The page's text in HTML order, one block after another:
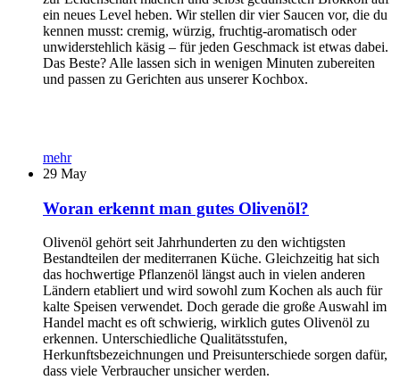
ein neues Level heben. Wir stellen dir vier Saucen vor, die du
kennen musst: cremig, würzig, fruchtig-aromatisch oder
unwiderstehlich käsig – für jeden Geschmack ist etwas dabei.
Das Beste? Alle lassen sich in wenigen Minuten zubereiten
und passen zu Gerichten aus unserer Kochbox.
mehr
29 May
Woran erkennt man gutes Olivenöl?
Olivenöl gehört seit Jahrhunderten zu den wichtigsten
Bestandteilen der mediterranen Küche. Gleichzeitig hat sich
das hochwertige Pflanzenöl längst auch in vielen anderen
Ländern etabliert und wird sowohl zum Kochen als auch für
kalte Speisen verwendet. Doch gerade die große Auswahl im
Handel macht es oft schwierig, wirklich gutes Olivenöl zu
erkennen. Unterschiedliche Qualitätsstufen,
Herkunftsbezeichnungen und Preisunterschiede sorgen dafür,
dass viele Verbraucher unsicher werden.